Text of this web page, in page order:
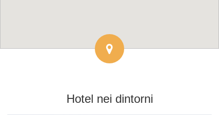
Hotel nei dintorni